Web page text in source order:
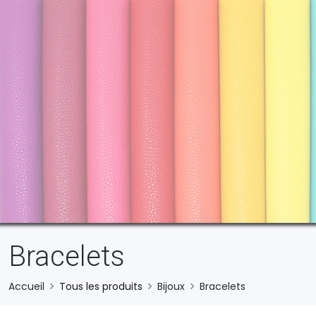
Bracelets
Accueil Tous les produits Bijoux Bracelets